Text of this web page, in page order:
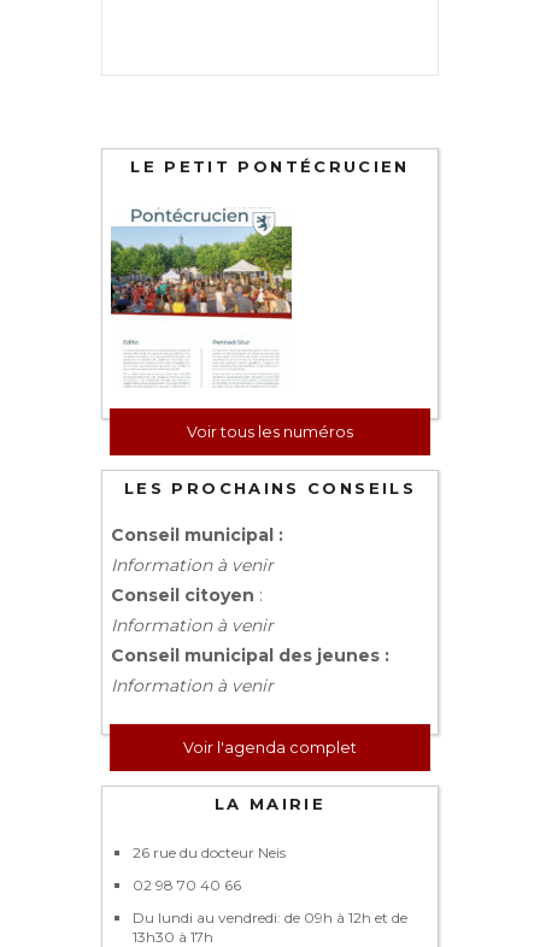
LE PETIT PONTÉCRUCIEN
Voir tous les numéros
LES PROCHAINS CONSEILS
Conseil municipal :
Information à venir
Conseil citoyen :
Information à venir
Conseil municipal des jeunes :
Information à venir
Voir l'agenda complet
LA MAIRIE
26 rue du docteur Neis
02 98 70 40 66
Du lundi au vendredi: de 09h à 12h et de
13h30 à 17h